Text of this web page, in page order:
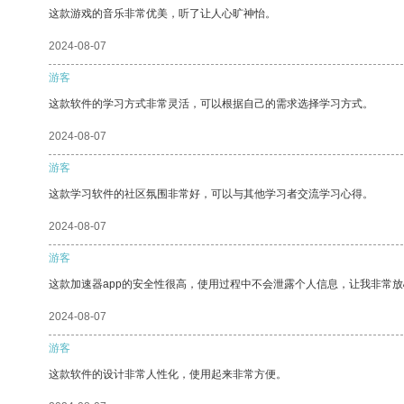
这款游戏的音乐非常优美，听了让人心旷神怡。
2024-08-07
游客
这款软件的学习方式非常灵活，可以根据自己的需求选择学习方式。
2024-08-07
游客
这款学习软件的社区氛围非常好，可以与其他学习者交流学习心得。
2024-08-07
游客
这款加速器app的安全性很高，使用过程中不会泄露个人信息，让我非常
2024-08-07
游客
这款软件的设计非常人性化，使用起来非常方便。